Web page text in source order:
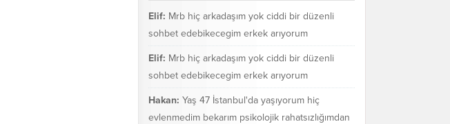
Elif: Mrb hiç arkadaşım yok ciddi bir düzenli
sohbet edebikecegim erkek arıyorum
Elif: Mrb hiç arkadaşım yok ciddi bir düzenli
sohbet edebikecegim erkek arıyorum
Hakan: Yaş 47 İstanbul'da yaşıyorum hiç
evlenmedim bekarım psikolojik rahatsızlığımdan